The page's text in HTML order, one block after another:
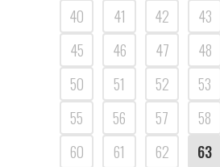
40
41 42 43
45
46 47 48
50
51 52 53
55
56 57 58
60
61 62 63